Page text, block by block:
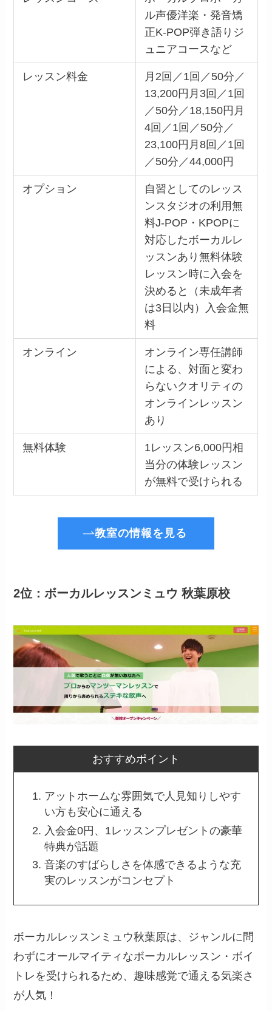
ル声優洋楽・発音矯
正K-POP弾き語りジ
ュニアコースなど
レッスン料金
月2回／1回／50分／
13,200円月3回／1回
／50分／18,150円月
4回／1回／50分／
23,100円月8回／1回
／50分／44,000円
オプション
自習としてのレッス
ンスタジオの利用無
料J-POP・KPOPに
対応したボーカルレ
ッスンあり無料体験
レッスン時に入会を
決めると（未成年者
は3日以内）入会金無
料
オンライン
オンライン専任講師
による、対面と変わ
らないクオリティの
オンラインレッスン
あり
無料体験
1レッスン6,000円相
当分の体験レッスン
が無料で受けられる
教室の情報を見る
2位：ボーカルレッスンミュウ 秋葉原校
おすすめポイント
アットホームな雰囲気で人見知りしやす
い方も安心に通える
入会金0円、1レッスンプレゼントの豪華
特典が話題
音楽のすばらしさを体感できるような充
実のレッスンがコンセプト
ボーカルレッスンミュウ秋葉原は、ジャンルに問
わずにオールマイティなボーカルレッスン・ボイ
トレを受けられるため、趣味感覚で通える気楽さ
が人気！